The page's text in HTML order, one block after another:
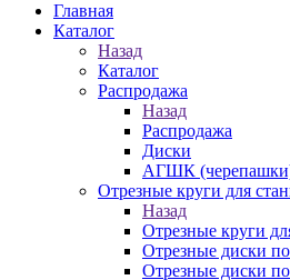
Главная
Каталог
Назад
Каталог
Распродажа
Назад
Распродажа
Диски
АГШК
Отрезные круги для
Назад
Отрезные круги
Отрезные диски
Отрезные диски